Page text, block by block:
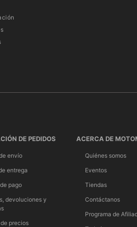
DE PEDIDOS
envío
entrega
pago
devoluciones y
precios
ACERCA DE
Quiénes somos
Eventos
Tiendas
Contáctanos
Programa de